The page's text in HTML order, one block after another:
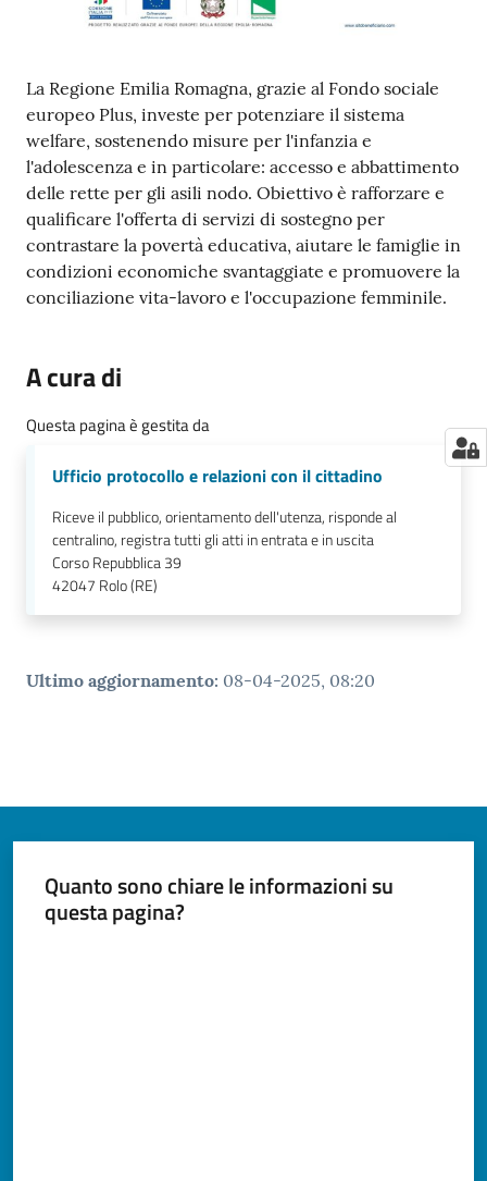
La Regione Emilia Romagna, grazie al Fondo sociale
europeo Plus, investe per potenziare il sistema
welfare, sostenendo misure per l'infanzia e
l'adolescenza e in particolare: accesso e abbattimento
delle rette per gli asili nodo. Obiettivo è rafforzare e
qualificare l'offerta di servizi di sostegno per
contrastare la povertà educativa, aiutare le famiglie in
condizioni economiche svantaggiate e promuovere la
conciliazione vita-lavoro e l'occupazione femminile.
A cura di
Questa pagina è gestita da
Ufficio protocollo e relazioni con il cittadino
Riceve il pubblico, orientamento dell'utenza, risponde al
centralino, registra tutti gli atti in entrata e in uscita
Corso Repubblica 39
42047 Rolo (RE)
Ultimo aggiornamento: 08-04-2025, 08:20
Quanto sono chiare le informazioni su
questa pagina?